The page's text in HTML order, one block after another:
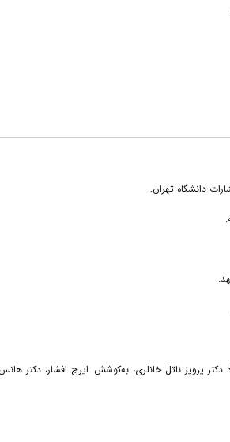
به یاد دکتر پرویز ناتل خانلری، به‌کوشش: ایرج افشار، دکتر